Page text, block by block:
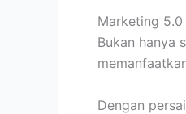
Marketing
Bukan hanya
Dengan